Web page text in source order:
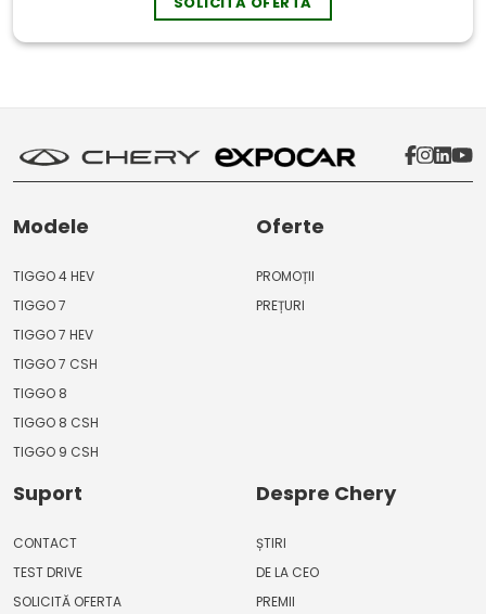
Modele
TIGGO 4 HEV
TIGGO 7
TIGGO 7 HEV
TIGGO 7 CSH
TIGGO 8
TIGGO 8 CSH
TIGGO 9 CSH
Oferte
PROMOȚII
PREȚURI
Suport
CONTACT
TEST DRIVE
SOLICITĂ OFERTA
Despre Chery
ȘTIRI
DE LA CEO
PREMII